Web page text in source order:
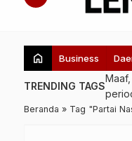
home Business
TRENDING TAGS
Beranda » Tag "Partai